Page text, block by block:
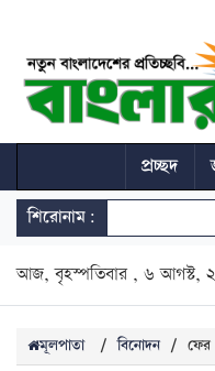
প্রচ্ছদ
শিরোনাম:
আজ, বৃহস্পতিবার , ৬ আগস্ট,
মূলপাতা / বিনোদন /